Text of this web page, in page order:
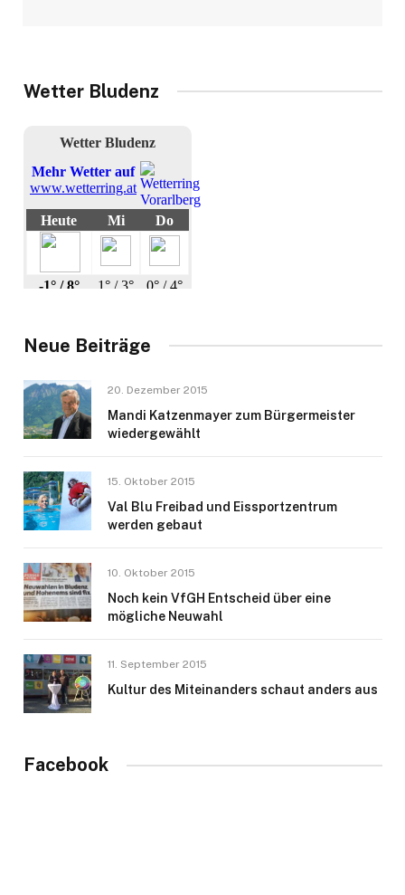
Wetter Bludenz
Neue Beiträge
20. Dezember 2015
Mandi Katzenmayer zum Bürgermeister
wiedergewählt
15. Oktober 2015
Val Blu Freibad und Eissportzentrum
werden gebaut
10. Oktober 2015
Noch kein VfGH Entscheid über eine
mögliche Neuwahl
11. September 2015
Kultur des Miteinanders schaut anders aus
Facebook